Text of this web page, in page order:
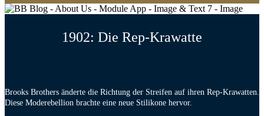
1902: Die Rep-Krawatte
Brooks Brothers änderte die Richtung der Streifen auf ihren Rep-Krawatten.
Diese Moderebellion brachte eine neue Stilikone hervor.